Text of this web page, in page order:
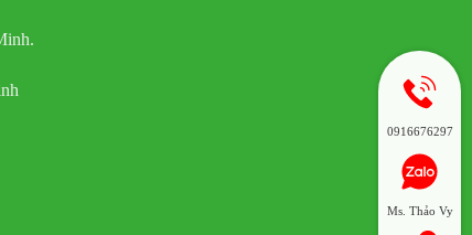
0916676297
Ms. Thảo Vy